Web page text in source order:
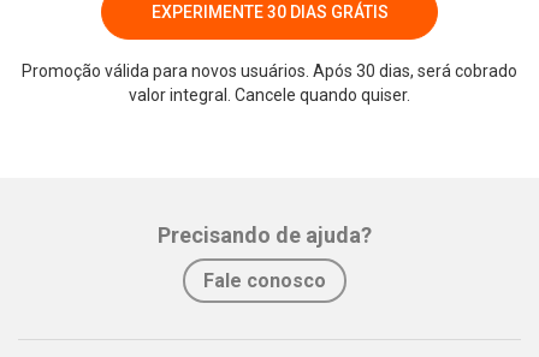
EXPERIMENTE 30 DIAS GRÁTIS
Promoção válida para novos usuários. Após 30 dias, será cobrado
valor integral. Cancele quando quiser.
Precisando de ajuda?
Fale conosco